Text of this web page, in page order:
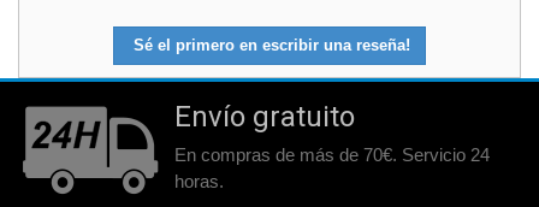
Sé el primero en escribir una reseña!
Envío gratuito
En compras de más de 70€. Servicio 24
horas.